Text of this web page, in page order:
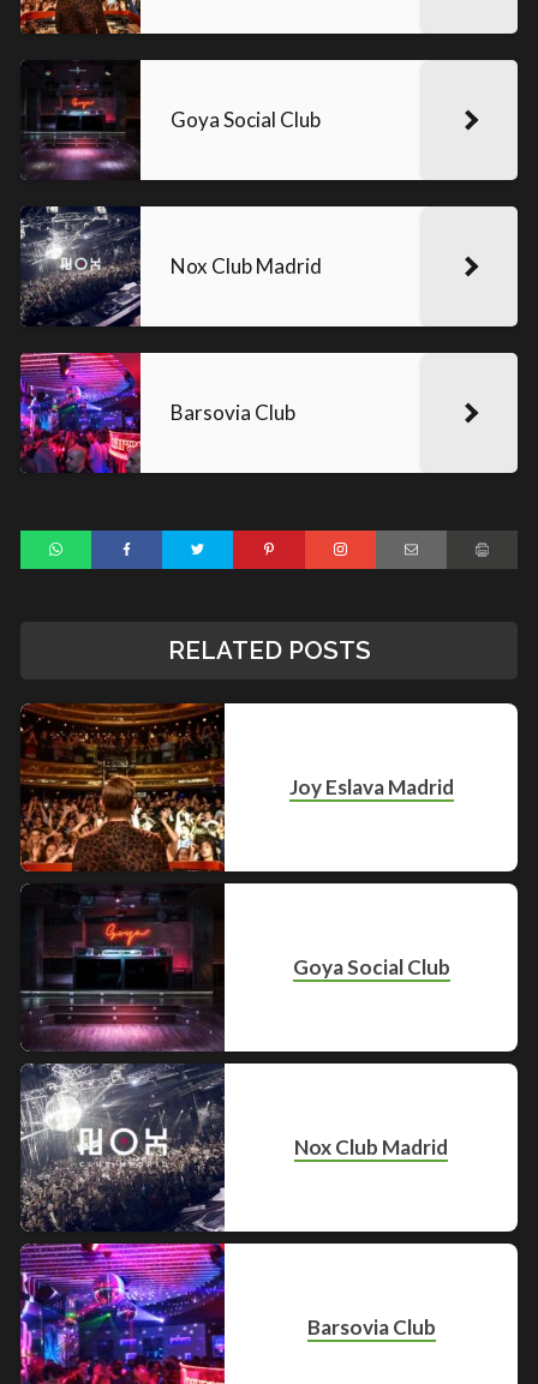
Goya Social Club
Nox Club Madrid
Barsovia Club
RELATED POSTS
Joy Eslava Madrid
Goya Social Club
Nox Club Madrid
Barsovia Club